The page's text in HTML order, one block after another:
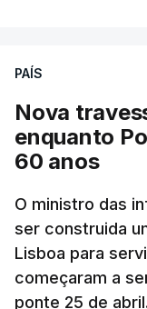
PAÍS
Nova
enquanto
60 anos
O ministro das
ser construida
Lisboa para
começaram a
ponte 25 de